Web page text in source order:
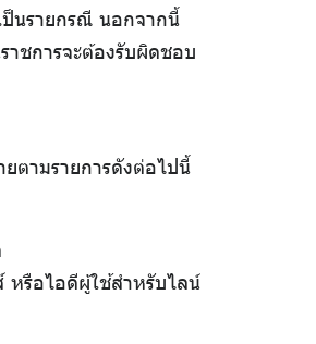
นรายกรณี นอกจากนี้
ชการจะต้องรับผิดชอบ
ตามรายการดังต่อไปนี้
รือไอดีผู้ใช้สำหรับไลน์